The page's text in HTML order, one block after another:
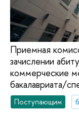
Приемная
зачислении
коммерческие
бакалавриата/
Поступающим